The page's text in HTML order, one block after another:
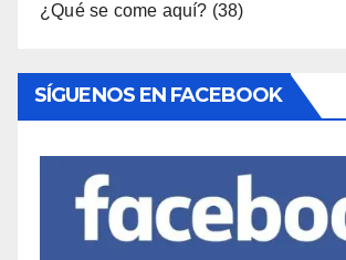
¿Qué se come aquí? (38)
SÍGUENOS EN FACEBOOK